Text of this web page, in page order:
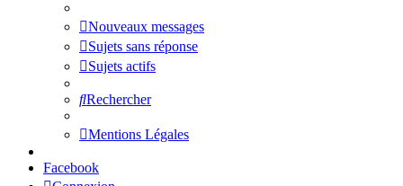
Nouveaux messages
Sujets sans réponse
Sujets actifs
Rechercher
Mentions Légales
Facebook